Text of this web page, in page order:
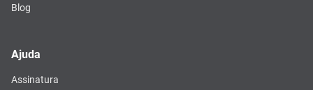
Blog
Ajuda
Assinatura